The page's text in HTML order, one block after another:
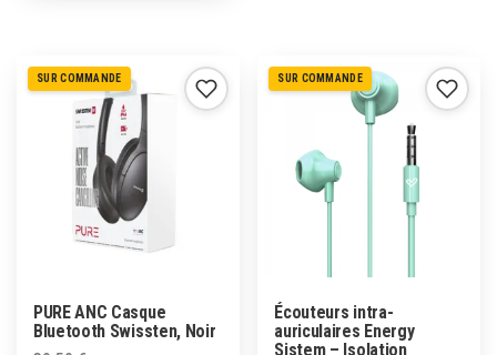
SUR COMMANDE
PURE ANC Casque
Bluetooth Swissten, Noir
SUR COMMANDE
Écouteurs intra-
auriculaires Energy
Sistem – Isolation